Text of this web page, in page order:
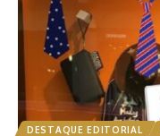
DESTAQUE EDITORIAL